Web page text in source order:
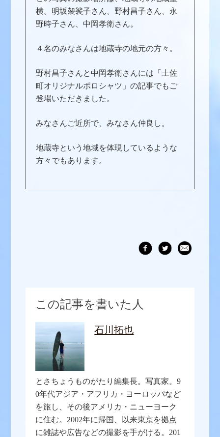
横。明坂袈裟子さん、野村昌子さん、永
野時子さん、中岡孝衛さん。
４名のみなさんは地蔵寺の地元の方々。
野村昌子さんと中岡孝衛さんには「土佐
町オリジナルポロシャツ」の記事でもご
登場いただきました。
みなさんご近所で、みなさん仲良し。
地蔵寺という地域を体現しているような
方々でもあります。
この記事を書いた人
石川拓也
とさちょうものがたり編集長。写真家。9
0年代アジア・アフリカ・ヨーロッパなど
を旅し、その後アメリカ・ニューヨーク
に住む。2002年に帰国、以来東京を拠点
に雑誌や広告などの撮影を手がける。201